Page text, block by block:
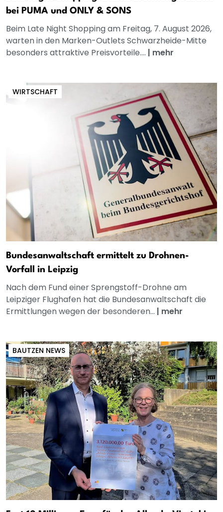
bei PUMA und ONLY & SONS
Beim Late Night Shopping am Freitag, 7. August 2026,
warten in den Marken-Outlets Schwarzheide-Mitte
besonders attraktive Preisvorteile.... | mehr
WIRTSCHAFT
Bundesanwaltschaft ermittelt zu Drohnen-
Vorfall in Leipzig
Nach dem Fund einer Sprengstoff-Drohne am
Leipziger Flughafen hat die Bundesanwaltschaft die
Ermittlungen wegen der besonderen... | mehr
BAUTZEN NEWS